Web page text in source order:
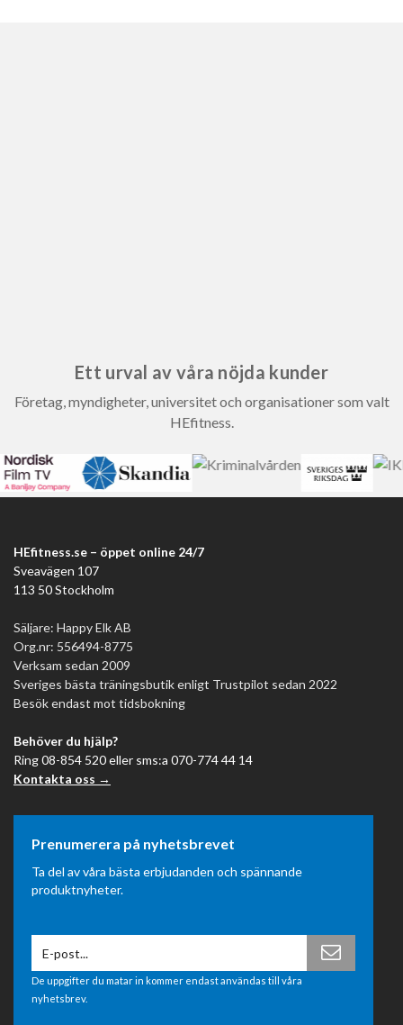
Ett urval av våra nöjda kunder
Företag, myndigheter, universitet och organisationer som valt
HEfitness.
HEfitness.se – öppet online 24/7
Sveavägen 107
113 50 Stockholm
Säljare: Happy Elk AB
Org.nr: 556494-8775
Verksam sedan 2009
Sveriges bästa träningsbutik enligt Trustpilot sedan 2022
Besök endast mot tidsbokning
Behöver du hjälp?
Ring 08-854 520 eller sms:a 070-774 44 14
Kontakta oss →
Prenumerera på nyhetsbrevet
Ta del av våra bästa erbjudanden och spännande
produktnyheter.
De uppgifter du matar in kommer endast användas till våra
nyhetsbrev.